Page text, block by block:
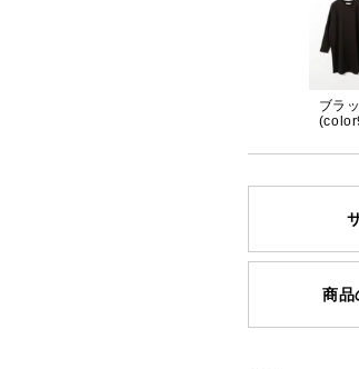
ブラ
商品